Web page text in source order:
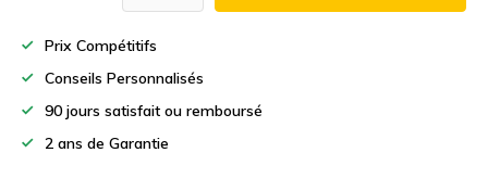
Prix Compétitifs
Conseils Personnalisés
90 jours satisfait ou remboursé
2 ans de Garantie